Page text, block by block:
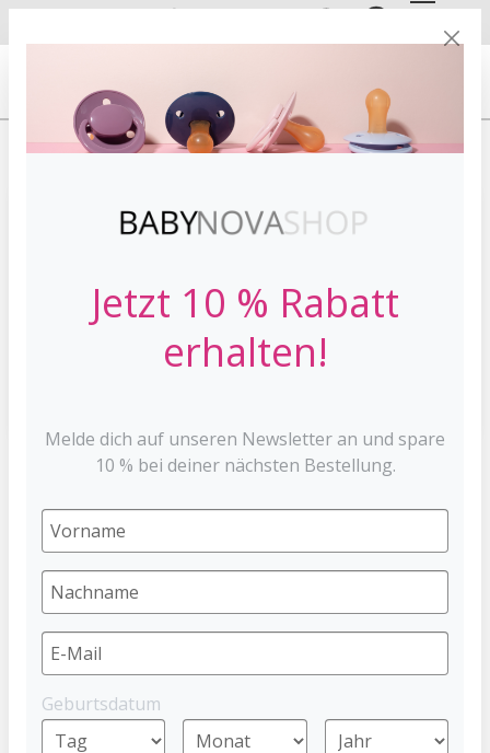
EN
HOME MARKEN BABYNOVA
Milchschorfkamm
BABYNOVA
BEWERTUNGEN
Jetzt 10 % Rabatt
erhalten!
Melde dich auf unseren Newsletter an und spare
10 % bei deiner nächsten Bestellung.
Geburtsdatum